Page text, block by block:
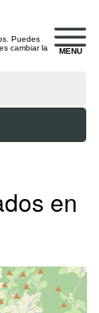
MENU
Puedes
cambiar la
en